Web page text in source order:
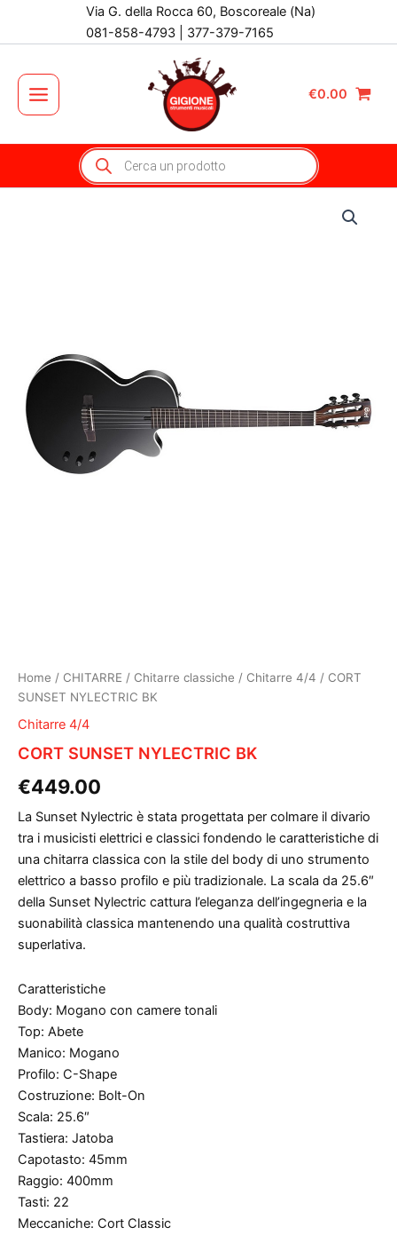
Via G. della Rocca 60, Boscoreale (Na)
081-858-4793 | 377-379-7165
Main
Menu
€0.00
Products
search
Home / CHITARRE / Chitarre classiche / Chitarre 4/4 / CORT
SUNSET NYLECTRIC BK
Chitarre 4/4
CORT SUNSET NYLECTRIC BK
€449.00
La Sunset Nylectric è stata progettata per colmare il divario
tra i musicisti elettrici e classici fondendo le caratteristiche di
una chitarra classica con la stile del body di uno strumento
elettrico a basso profilo e più tradizionale. La scala da 25.6″
della Sunset Nylectric cattura l’eleganza dell’ingegneria e la
suonabilità classica mantenendo una qualità costruttiva
superlativa.
Caratteristiche
Body: Mogano con camere tonali
Top: Abete
Manico: Mogano
Profilo: C-Shape
Costruzione: Bolt-On
Scala: 25.6″
Tastiera: Jatoba
Capotasto: 45mm
Raggio: 400mm
Tasti: 22
Meccaniche: Cort Classic